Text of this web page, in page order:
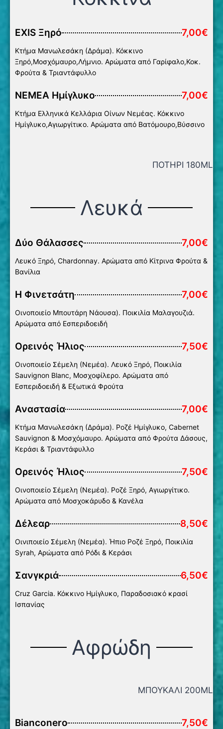
ΕXIS Ξηρό 7,00€
Κτήμα Μανωλεσάκη (Δράμα). Κόκκινο
Ξηρό,Μοσχόμαυρο,Λήμνιο. Αρώματα από Γαρίφαλο,Κοκ.
Φρούτα & Τριαντάφυλλο
ΝΕΜΕΑ Ημίγλυκο 7,00€
Κτήμα Ελληνικά Κελλάρια Οίνων Νεμέας. Κόκκινο
Ημίγλυκο,Αγιωργίτικο. Αρώματα από Βατόμουρο,Βύσσινο
ΠΟΤΗΡΙ 180ML
Λευκά
Δύο Θάλασσες 7,00€
Λευκό Ξηρό, Chardonnay. Αρώματα από Κίτρινα Φρούτα &
Βανίλια
Η Φινετσάτη 7,00€
Οινοποιείο Μπουτάρη Νάουσα). Ποικιλία Μαλαγουζιά.
Αρώματα από Εσπεριδοειδή
Ορεινός Ήλιος 7,50€
Οινοποιείο Σέμελη (Νεμέα). Λευκό Ξηρό, Ποικιλία
Sauvignon Βlanc, Μοσχοφίλερο. Αρώματα από
Εσπεριδοειδή & Εξωτικά Φρούτα
Αναστασία 7,00€
Κτήμα Μανωλεσάκη (Δράμα). Ροζέ Ημίγλυκο, Cabernet
Sauvignon & Μοσχόμαυρο. Αρώματα από Φρούτα Δάσους,
Κεράσι & Τριαντάφυλλο
Ορεινός Ήλιος 7,50€
Οινοποιείο Σέμελη (Νεμέα). Ροζέ Ξηρό, Αγιωργίτικο.
Αρώματα από Μοσχοκάρυδο & Κανέλα
Δέλεαρ 8,50€
Οινιποιείο Σέμελη (Νεμέα). Ήπιο Ροζέ Ξηρό, Ποικιλία
Syrah, Aρώματα από Ρόδι & Κεράσι
Σανγκριά 6,50€
Cruz Garcia. Κόκκινο Ημίγλυκο, Παραδοσιακό κρασί
Ισπανίας
Αφρώδη
ΜΠΟΥΚΑΛΙ 200ML
Bianconero 7,50€